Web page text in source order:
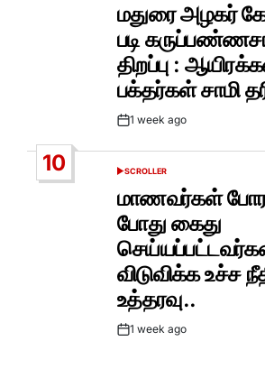
மதுரை அழகர்
படி
திறப்பு :
பக்தர்கள் சாமி
Post1 week ago
10
POSTED
SCROLLER
மாணவர்கள்
போது கைது
விடுவிக்க உச்ச
உத்தரவு..
Post1 week ago